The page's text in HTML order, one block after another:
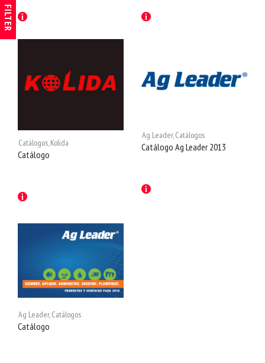
Catálogos Kolida
Catálogo
Ag Leader,Catálogos
Catálogo Ag Leader 2013
Ag Leader,Catálogos
Catálogo
FILTER